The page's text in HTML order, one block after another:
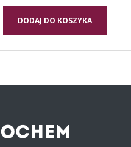
DODAJ DO KOSZYKA